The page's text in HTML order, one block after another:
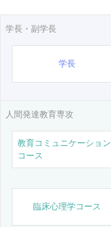
学長・副学長
学長
人間発達教育専攻
教育コミュニケーション
コース
臨床心理学コース